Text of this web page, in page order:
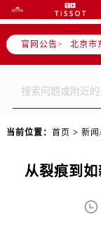
官网公告>
节假日
当前位置： 首页 > 新
从裂痕到